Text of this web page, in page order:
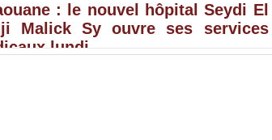
: le nouvel hôpital Seydi El
Malick Sy ouvre ses services
lundi